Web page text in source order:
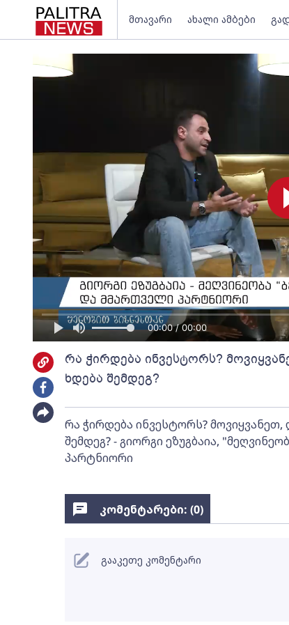
მთავარი ახალი ამბები
00:00 / 00:00
რა ჭირდება ინვესტორს?
ხდება შემდეგ?
რა ჭირდება ინვესტორს?
შემდეგ? - გიორგი ეზუგბაია,
პარტნიორი
კომენტარები: (0)
გააკეთე კომენტარი